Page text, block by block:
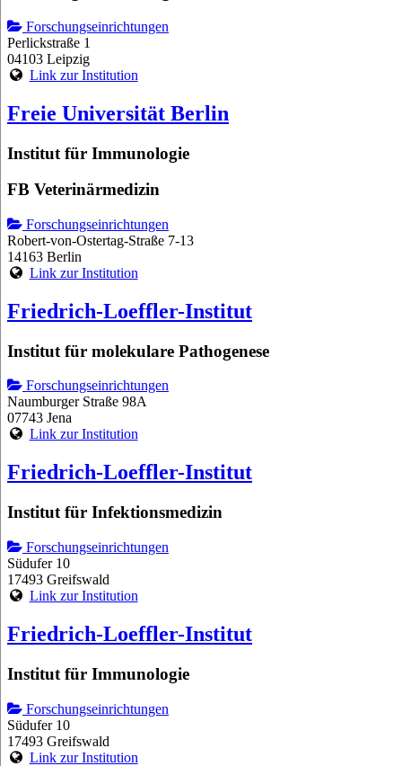
Forschungseinrichtungen
Perlickstraße 1
04103 Leipzig
Link zur Institution
Freie Universität Berlin
Institut für Immunologie
FB Veterinärmedizin
Forschungseinrichtungen
Robert-von-Ostertag-Straße 7-13
14163 Berlin
Link zur Institution
Friedrich-Loeffler-Institut
Institut für molekulare Pathogenese
Forschungseinrichtungen
Naumburger Straße 98A
07743 Jena
Link zur Institution
Friedrich-Loeffler-Institut
Institut für Infektionsmedizin
Forschungseinrichtungen
Südufer 10
17493 Greifswald
Link zur Institution
Friedrich-Loeffler-Institut
Institut für Immunologie
Forschungseinrichtungen
Südufer 10
17493 Greifswald
Link zur Institution